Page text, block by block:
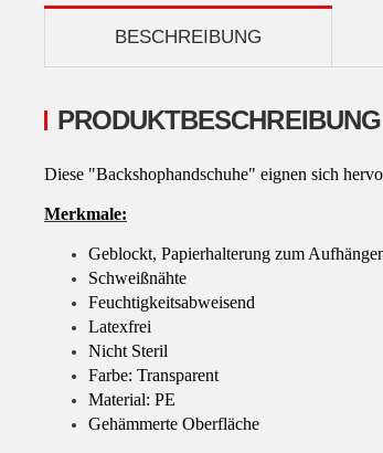
BESCHREIBUNG
PRODUKTBESCHREIBUNG
Diese "Backshophandschuhe" eignen sich
Merkmale:
Geblockt, Papierhalterung zum
Schweißnähte
Feuchtigkeitsabweisend
Latexfrei
Nicht Steril
Farbe: Transparent
Material: PE
Gehämmerte Oberfläche